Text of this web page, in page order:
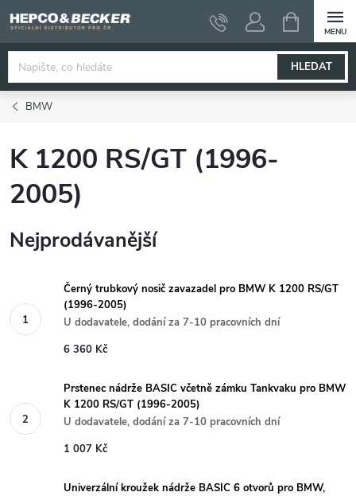
na
obsah
HLEDAT
NÁKUPNÍ
KOŠÍK
BMW
K 1200 RS/GT (1996-
2005)
Nejprodávanější
Černý trubkový nosič zavazadel pro BMW K 1200 RS/GT
(1996-2005)
U dodavatele, dodání za 7-10 pracovních dní
6 360 Kč
Prstenec nádrže BASIC včetně zámku Tankvaku pro BMW
K 1200 RS/GT (1996-2005)
U dodavatele, dodání za 7-10 pracovních dní
1 007 Kč
Univerzální kroužek nádrže BASIC 6 otvorů pro BMW,